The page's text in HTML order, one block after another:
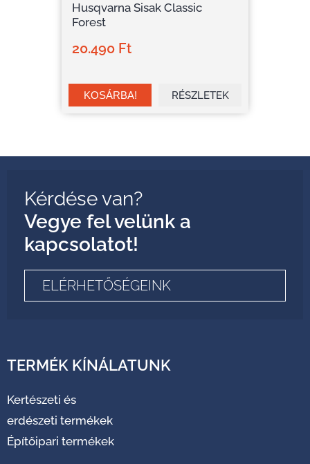
Husqvarna Sisak Classic
Forest
20.490 Ft
RÉSZLETEK
Kérdése van?
Vegye fel velünk a
kapcsolatot!
ELÉRHETŐSÉGEINK
TERMÉK KÍNÁLATUNK
Kertészeti és
erdészeti termékek
Építőipari termékek